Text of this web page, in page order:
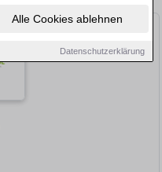
Alle Cookies ablehnen
Datenschutzerklärung